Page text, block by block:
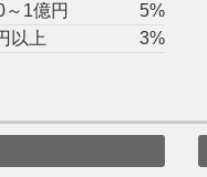
～1億円
5%
以上
3%